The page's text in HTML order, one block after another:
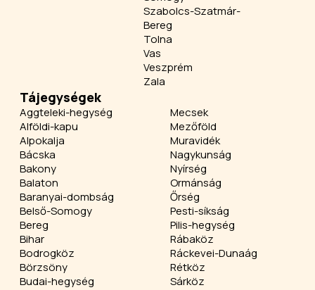
Szabolcs-Szatmár-
Bereg
Tolna
Vas
Veszprém
Zala
Tájegységek
Aggteleki-hegység
Alföldi-kapu
Alpokalja
Bácska
Bakony
Balaton
Baranyai-dombság
Belső-Somogy
Bereg
Bihar
Bodrogköz
Börzsöny
Budai-hegység
Mecsek
Mezőföld
Muravidék
Nagykunság
Nyírség
Ormánság
Őrség
Pesti-síkság
Pilis-hegység
Rábaköz
Ráckevei-Dunaág
Rétköz
Sárköz